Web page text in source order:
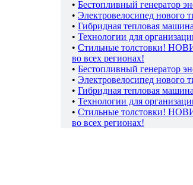
• Бестопливный генератор
• Электровелосипед нового
• Гибридная тепловая машина
• Технологии для
• Стильные толстовки!
во всех регионах!
• Бестопливный генератор
• Электровелосипед нового
• Гибридная тепловая машина
• Технологии для
• Стильные толстовки!
во всех регионах!